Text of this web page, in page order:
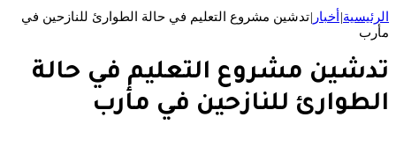
الرئيسية| أخبار |تدشين مشروع التعليم في حالة الطوارئ للنازحين في
مأرب
تدشين مشروع التعليم في حالة
الطوارئ للنازحين في مأرب